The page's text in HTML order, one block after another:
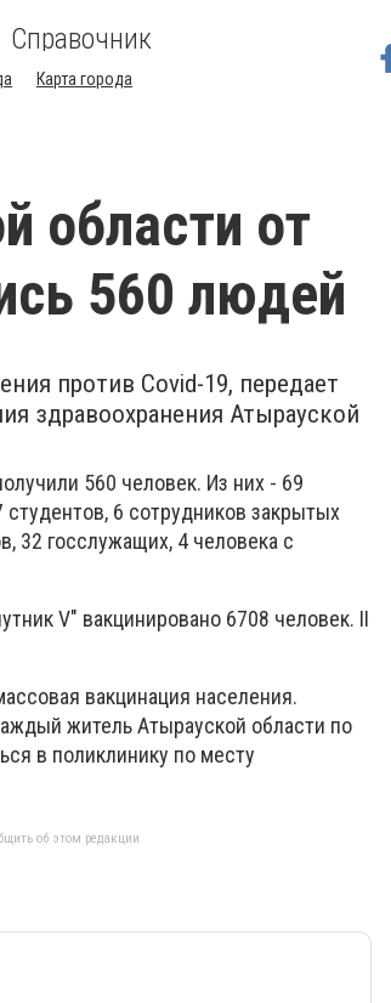
Справочник
Карта города
области от
560 людей
против Covid-19, передает
здравоохранения Атырауской
560 человек. Из них - 69
6 сотрудников закрытых
32 госслужащих, 4 человека с
V" вакцинировано 6708 человек. II
вакцинация населения.
житель Атырауской области по
в поликлинику по месту
об этом редакции